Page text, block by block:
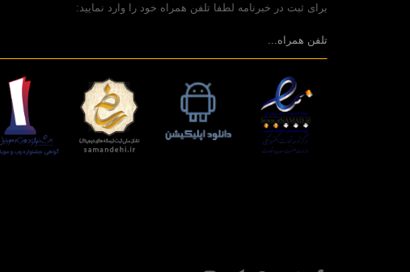
برای ثبت در خبرنامه لطفا تلفن همراه خود را وارد نمایید: